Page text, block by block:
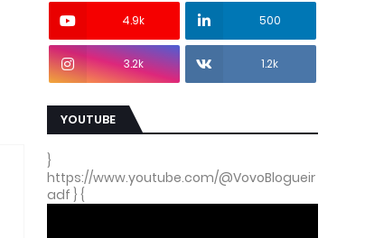
4.9k 500
3.2k 1.2k
YOUTUBE
}
https://www.youtube.com/@VovoBlogueir
adf } {